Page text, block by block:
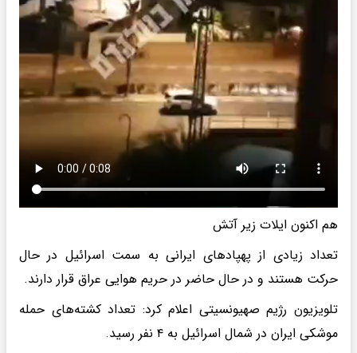
هم اکنون ایلات زیر آتش
تعداد زیادی از پهپادهای ایرانی به سمت اسرائیل در حال
حرکت هستند و در حال حاضر در حریم هوایی عراق قرار دارند.
تلویزیون رژیم صهیونسیتی اعلام کرد: تعداد کشته‌های حمله
موشکی ایران در شمال اسرائیل به ۴ نفر رسید.